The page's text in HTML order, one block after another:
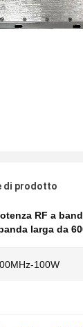
di prodotto
RF a
larga da
100W